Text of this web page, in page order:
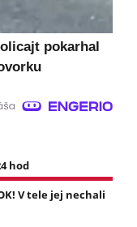
pokarhal
hod
V tele jej nechali